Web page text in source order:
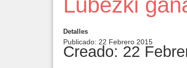
Detalles
Publicado: 22 Febrero 2015
Creado: 22